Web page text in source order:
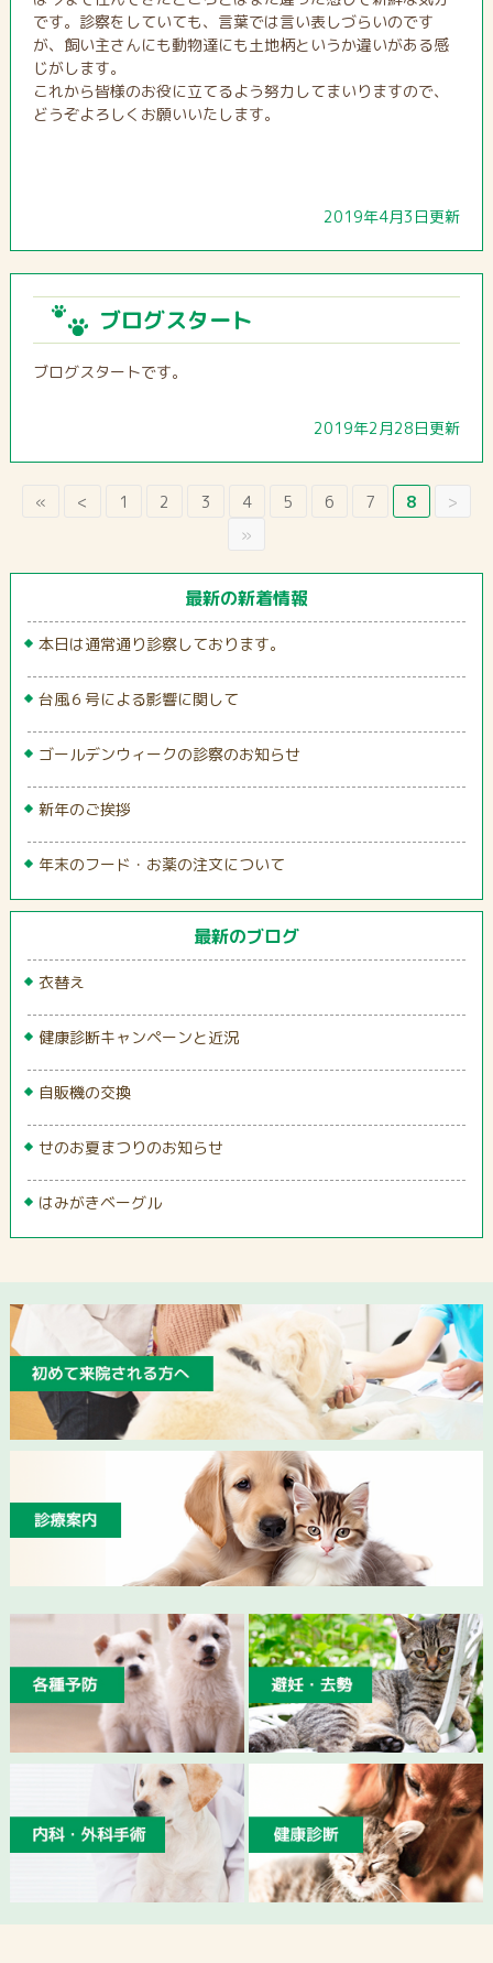
です。診察をしていても、言葉では言い表しづらいのです
が、飼い主さんにも動物達にも土地柄というか違いがある感
じがします。
これから皆様のお役に立てるよう努力してまいりますので、
どうぞよろしくお願いいたします。
2019年4月3日更新
ブログスタート
ブログスタートです。
2019年2月28日更新
« < 1 2 3 4 5 6 7 8
>
»
最新の新着情報
本日は通常通り診察しております。
台風６号による影響に関して
ゴールデンウィークの診察のお知らせ
新年のご挨拶
年末のフード・お薬の注文について
最新のブログ
衣替え
健康診断キャンペーンと近況
自販機の交換
せのお夏まつりのお知らせ
はみがきベーグル